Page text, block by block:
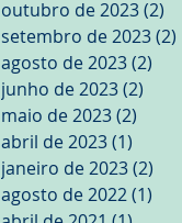
outubro de 2023(2)
setembro de 2023(2)
agosto de 2023(2)
junho de 2023(2)
maio de 2023(2)
abril de 2023(1)
janeiro de 2023(2)
agosto de 2022(1)